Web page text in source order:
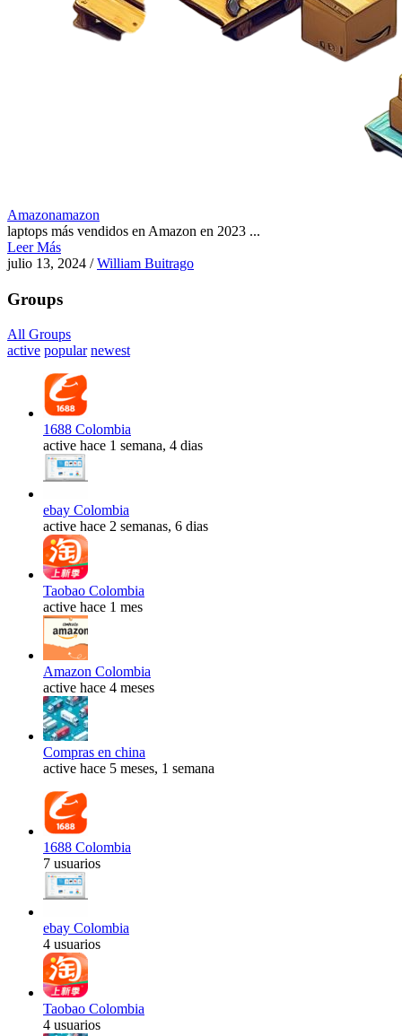
Amazonamazon
laptops más vendidos en Amazon en 2023 ...
Leer Más
julio 13, 2024 /William Buitrago
Groups
All Groups
active popular newest
1688 Colombia
active hace 1 semana, 4 dias
ebay Colombia
active hace 2 semanas, 6 dias
Taobao Colombia
active hace 1 mes
Amazon Colombia
active hace 4 meses
Compras en china
active hace 5 meses, 1 semana
1688 Colombia
7 usuarios
ebay Colombia
4 usuarios
Taobao Colombia
4 usuarios